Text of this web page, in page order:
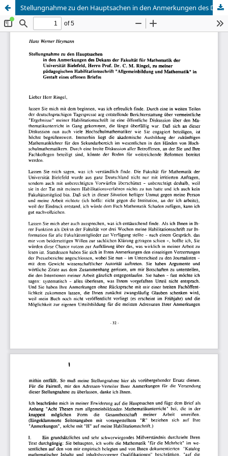
Stellungnahme zu den Hauptsachen in den Anmerkungen des Dekans der Fakultät für Mathematik der Universität Bielefeld, Herrn Prof. Dr. C. M. Ringel, zu meiner pädagogischen Habilitationsschrift "Allgemeinbildung und Mathematik" in Gestalt eines offenen Briefes